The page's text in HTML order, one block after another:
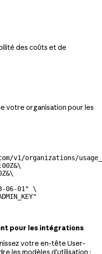
des coûts et de
votre organisation pour les
v1/organizations/
\
\
06-01" \
"
pour les intégrations
votre en-tête User-
les modèles d'utilisation :